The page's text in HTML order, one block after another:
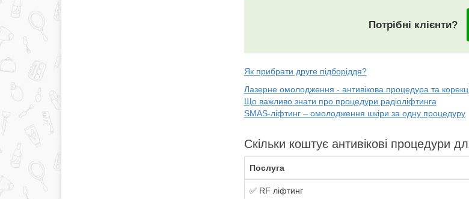
Потрібні клієнти?
Як прибрати друге підборіддя?
Лазерне омолодження - антивікова процедура та
Що важливо знати про процедури радіоліфтинга
SMAS-ліфтинг – омолодження шкіри за одну процедуру
Скільки коштує антивікові процедури
Послуга
✅ RF ліфтинг